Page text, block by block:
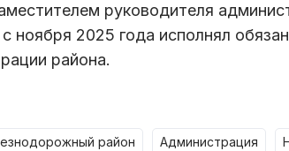
руководителя
ноября 2025 года исполнял
района.
район администрация